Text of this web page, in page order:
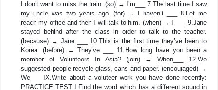
I don’t want to miss the train. (so) → I’m___ 7.The last time I saw
my uncle was two years ago. (for) → I haven’t ___ 8.Let me
reach my office and then I will talk to him. (when) → I ___ 9.Jane
stayed behind after the class in order to talk to the teacher.
(because) → Jane ___ 10.This is the first time they’ve been to
Korea. (before) → They’ve ___ 11.How long have you been a
member of Volunteers In Asia? (join) → When___ 12.We
suggested people recycle glass, cans and paper. (encouraged) →
We___ IX.Write about a voluteer work you have done recently:
PRACTICE TEST I.Find the word which has a different sound in